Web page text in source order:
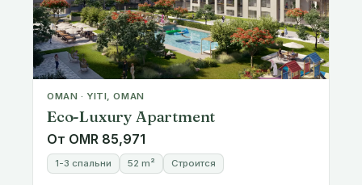
OMAN · YITI, OMAN
Eco-Luxury Apartment
От OMR 85,971
1-3 спальни 52 m²
Квалифицирует к: Oman Golden Visa